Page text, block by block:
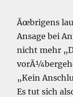
Ãœbrigens
Ansage bei
nicht mehr
„Kein
Es tut sich